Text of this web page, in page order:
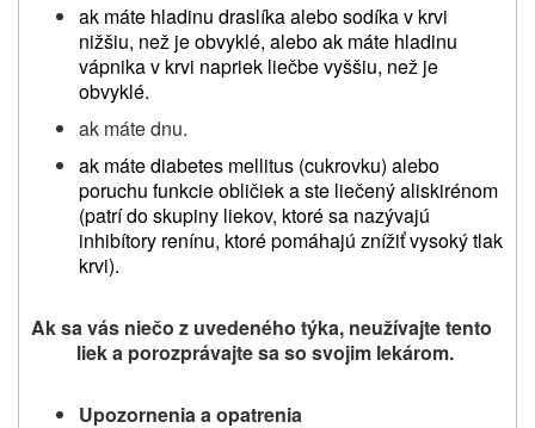
ak máte hladinu draslíka alebo sodíka v krvi
nižšiu, než je obvyklé, alebo ak máte hladinu
vápnika v krvi napriek liečbe vyššiu, než je
obvyklé.
ak máte dnu.
ak máte diabetes mellitus (cukrovku) alebo
poruchu funkcie obličiek a ste liečený aliskirénom
(patrí do skupiny liekov, ktoré sa nazývajú
inhibítory renínu, ktoré pomáhajú znížiť vysoký tlak
krvi).
Ak sa vás niečo z uvedeného týka, neužívajte tento
liek a porozprávajte sa so svojim lekárom.
Upozornenia a opatrenia